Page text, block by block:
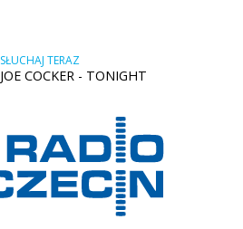
SŁUCHAJ TERAZ
JOE COCKER - TONIGHT